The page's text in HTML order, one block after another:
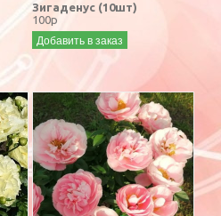
Зигаденус (10шт)
100р
Добавить в заказ